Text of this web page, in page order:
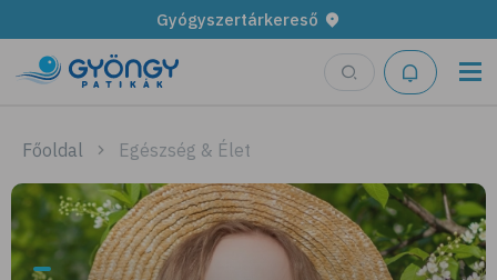
Gyógyszertárkereső
Főoldal Egészség & Élet